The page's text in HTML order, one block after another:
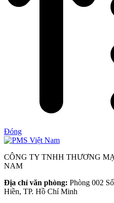
Đóng
CÔNG TY TNHH THƯƠNG
NAM
Địa chỉ văn phòng: Phòng 002
Hiền, TP. Hồ Chí Minh